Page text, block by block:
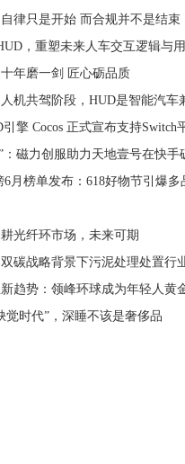
律只是开始 而合规并不是结束
，重塑未来人车交互逻辑与
年磨一剑 匠心砺品质
机共驾阶段，HUD是智能汽车
擎 Cocos 正式宣布支持Switch
磁力创服助力天地壹号在快手
月榜单发布：618好物节引爆
光纤环市场，未来可期
碳战略背景下污泥处理处置行
趋势：领峰环球成为年轻人黄
觉时代”，深睡不该是奢侈品